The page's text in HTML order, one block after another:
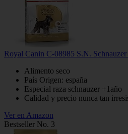
Royal Canin C-08985 S.N.
Alimento seco
País Origen: españa
Especial raza schnauzer +1año
Calidad y precio nunca tan
Ver en Amazon
Bestseller No. 3